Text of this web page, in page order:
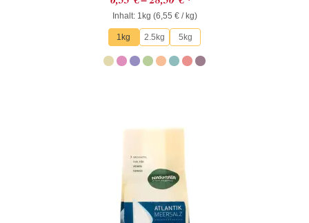
mit
0
von
5
Inhalt: 1kg (6,55 €/ kg)
1kg 2.5kg 5kg